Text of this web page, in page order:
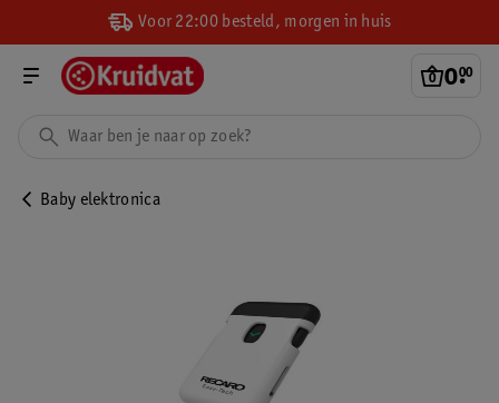
Voor 22:00 besteld, morgen in huis
0.
00
Baby elektronica